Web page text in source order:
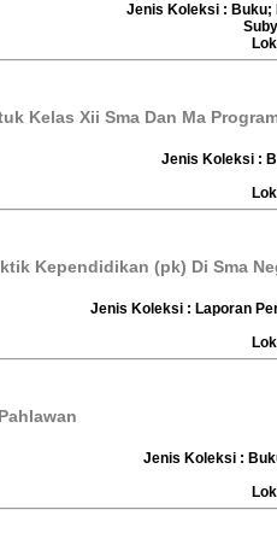
Jenis Koleksi : Buku;
Kelas Xii Sma Dan Ma
Jenis Koleksi :
Kependidikan (pk) Di Sma
Jenis Koleksi : Laporan
Jenis Koleksi :